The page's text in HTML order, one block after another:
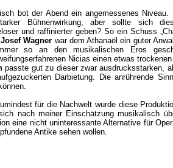
bot der Abend ein angemessenes
Bühnenwirkung, aber sollte sich
und raffinierter geben? So ein Schuss
Josef Wagner war dem Athanaël ein guter
so an den musikalischen Eros
Nicias einen etwas
passte gut zu dieser zwar ausdrucksstarken,
Darbietung. Die anrührende
für die Nachwelt wurde diese
nach meiner Einschätzung musikalisch
eine nicht uninteressante Alternative für
Antike sehen wollen.